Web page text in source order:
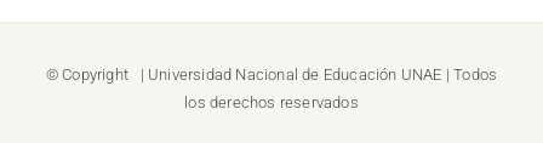
© Copyright | Universidad Nacional de Educación UNAE | Todos
los derechos reservados